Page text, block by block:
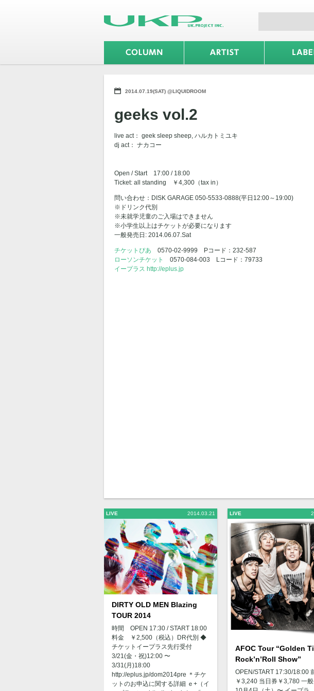
2014.07.19(SAT) @LIQUIDROOM
geeks vol.2
live act： geek sleep sheep, ハルカトミユキ
dj act： ナカコー
Open / Start 17:00 / 18:00
Ticket: all standing ￥4,300（tax in）
問い合わせ：DISK GARAGE 050-5533-0888(平日12:00～19:00)
※ドリンク代別
※未就学児童のご入場はできません
※小学生以上はチケットが必要になります
一般発売日: 2014.06.07.Sat
チケットぴあ 0570-02-9999 Pコード：232-587
ローソンチケット
0570-084-003 Lコード：79733
イープラス http://eplus.jp
LIVE 2014.03.21
DIRTY OLD MEN Blazing
TOUR 2014
時間 OPEN 17:30 / START 18:00
料金 ￥2,500（税込）DR代別 ◆
チケットイープラス先行受付
3/21(金・祝)12:00 〜
3/31(月)18:00
http://eplus.jp/dom2014pre ＊チケ
ットのお申込に関する詳細 ｅ+（イ
LIVE
AFOC Tour “Golden
Rock’n’Roll Show”
OPEN/START 17:30/18:00
￥3,240 当日券￥3,780 一